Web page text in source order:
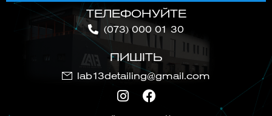
ТЕЛЕФОНУЙТЕ
(073) 000 01 30
ПИШІТЬ
lab13detailing@gmail.com